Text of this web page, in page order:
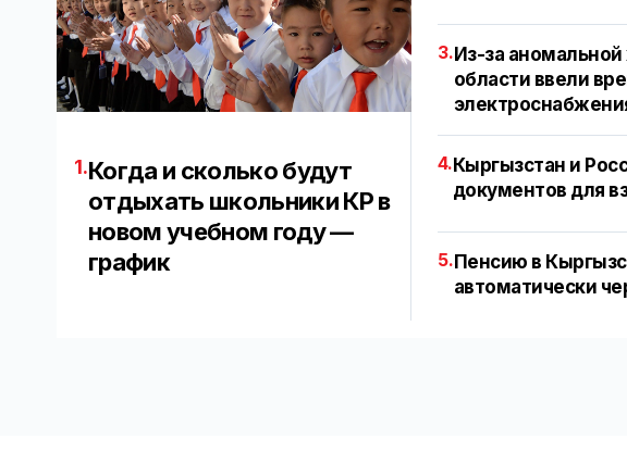
1.Когда и сколько будут
отдыхать школьники КР в
новом учебном году —
график
3.Из-за
области ввели
4.Кыргызстан и
документов для
5.Пенсию в
автоматически